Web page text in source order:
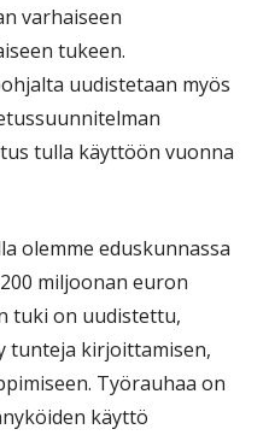
varhaiseen
tukeen.
uudistetaan myös
tulla käyttöön vuonna
olemme eduskunnassa
miljoonan euron
tuki on uudistettu,
tunteja kirjoittamisen,
Työrauhaa on
käyttö